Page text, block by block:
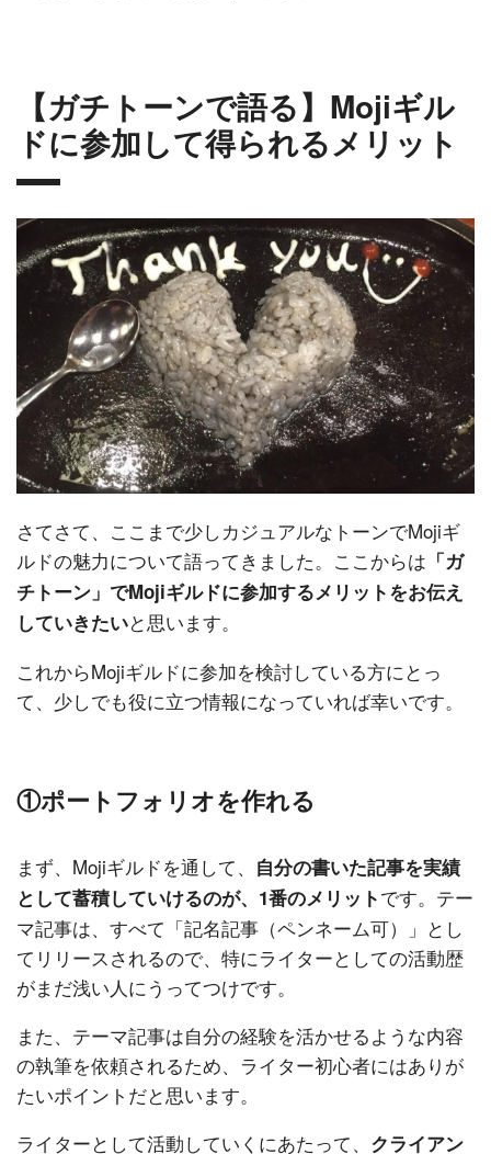
【ガチトーンで語る】Mojiギル
ドに参加して得られるメリット
さてさて、ここまで少しカジュアルなトーンでMojiギ
ルドの魅力について語ってきました。ここからは 「ガ
チトーン」でMojiギルドに参加するメリットをお伝え
していきたいと思います。
これからMojiギルドに参加を検討している方にとっ
て、少しでも役に立つ情報になっていれば幸いです。
①ポートフォリオを作れる
まず、Mojiギルドを通して、
自分の書いた記事を実績
として蓄積していけるのが、1番のメリットです。テー
マ記事は、すべて「記名記事（ペンネーム可）」とし
てリリースされるので、特にライターとしての活動歴
がまだ浅い人にうってつけです。
また、テーマ記事は自分の経験を活かせるような内容
の執筆を依頼されるため、ライター初心者にはありが
たいポイントだと思います。
ライターとして活動していくにあたって、 クライアン